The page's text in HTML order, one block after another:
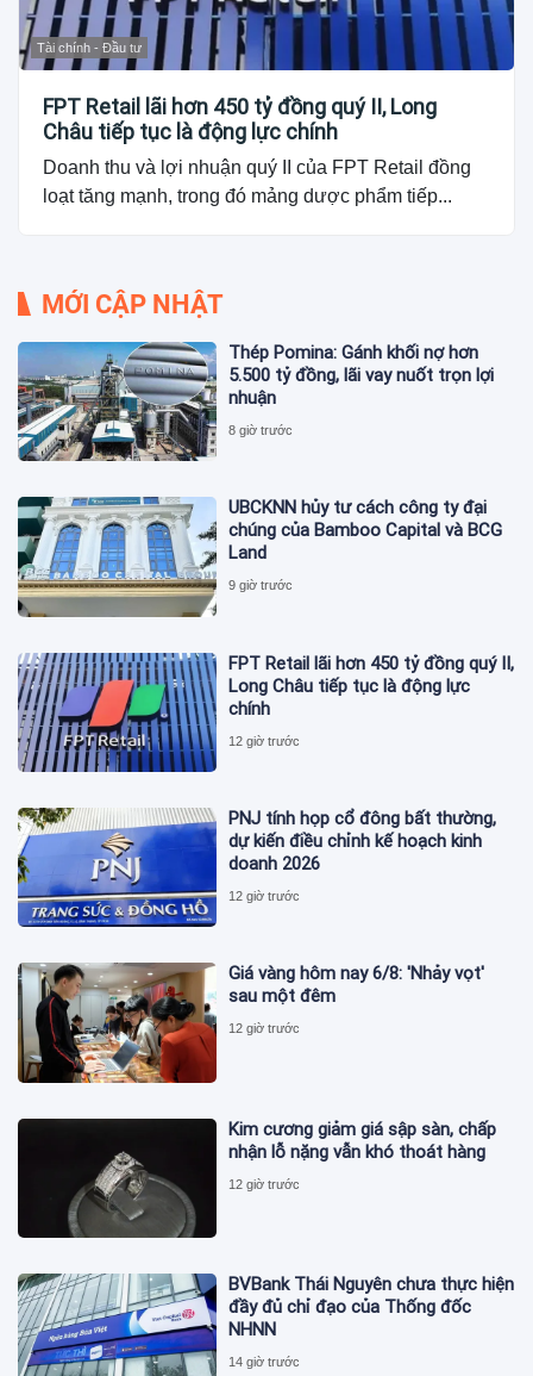
Tài chính - Đầu tư
FPT Retail lãi hơn 450 tỷ đồng quý II, Long
Châu tiếp tục là động lực chính
Doanh thu và lợi nhuận quý II của FPT Retail đồng
loạt tăng mạnh, trong đó mảng dược phẩm tiếp...
MỚI CẬP NHẬT
Thép Pomina: Gánh khối nợ hơn
5.500 tỷ đồng, lãi vay nuốt trọn lợi
nhuận
8 giờ trước
UBCKNN hủy tư cách công ty đại
chúng của Bamboo Capital và BCG
Land
9 giờ trước
FPT Retail lãi hơn 450 tỷ đồng quý II,
Long Châu tiếp tục là động lực
chính
12 giờ trước
PNJ tính họp cổ đông bất thường,
dự kiến điều chỉnh kế hoạch kinh
doanh 2026
12 giờ trước
Giá vàng hôm nay 6/8: 'Nhảy vọt'
sau một đêm
12 giờ trước
Kim cương giảm giá sập sàn, chấp
nhận lỗ nặng vẫn khó thoát hàng
12 giờ trước
BVBank Thái Nguyên chưa thực hiện
đầy đủ chỉ đạo của Thống đốc
NHNN
14 giờ trước